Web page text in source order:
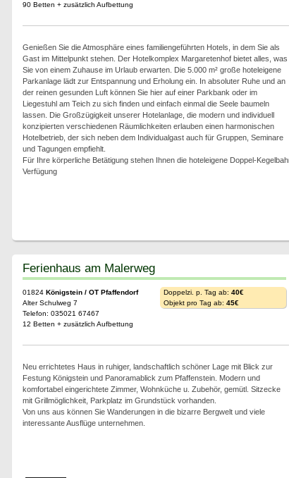
90 Betten + zusätzlich Aufbettung
Genießen Sie die Atmosphäre eines familiengeführten Hotels, in dem Sie als
Gast im Mittelpunkt stehen. Der Hotelkomplex Margaretenhof bietet alles, was
Sie von einem Zuhause im Urlaub erwarten. Die 5.000 m² große hoteleigene
Parkanlage lädt zur Entspannung und Erholung ein. In absoluter Ruhe und an
der reinen gesunden Luft können Sie hier auf einer Parkbank oder im
Liegestuhl am Teich zu sich finden und einfach einmal die Seele baumeln
lassen. Die Großzügigkeit unserer Hotelanlage, die modern und individuell
konzipierten verschiedenen Räumlichkeiten erlauben einen harmonischen
Hotelbetrieb, der sich neben dem Individualgast auch für Gruppen, Seminare
und Tagungen empfiehlt.
Für Ihre körperliche Betätigung stehen Ihnen die hoteleigene Doppel-
Verfügung
Ferienhaus am Malerweg
01824 Königstein / OT Pfaffendorf
Alter Schulweg 7
Telefon: 035021 67467
12 Betten + zusätzlich Aufbettung
Doppelzi. p. Tag ab: 40€
Objekt pro Tag ab: 45€
Neu errichtetes Haus in ruhiger, landschaftlich schöner Lage mit Blick zur
Festung Königstein und Panoramablick zum Pfaffenstein. Modern und
komfortabel eingerichtete Zimmer, Wohnküche u. Zubehör, gemütl. Sitzecke
mit Grillmöglichkeit, Parkplatz im Grundstück vorhanden.
Von uns aus können Sie Wanderungen in die bizarre Bergwelt und viele
interessante Ausflüge unternehmen.